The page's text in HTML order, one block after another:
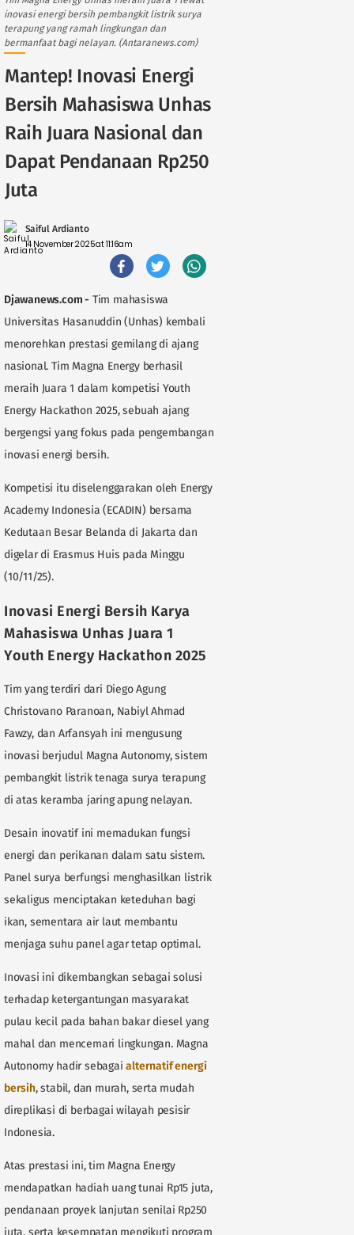
inovasi energi bersih pembangkit listrik surya
terapung yang ramah lingkungan dan
bermanfaat bagi nelayan. (Antaranews.com)
Mantep! Inovasi Energi
Bersih Mahasiswa Unhas
Raih Juara Nasional dan
Dapat Pendanaan Rp250
Juta
Saiful Ardianto
14 November 2025 at 11:16am
Djawanews.com - Tim mahasiswa
Universitas Hasanuddin (Unhas) kembali
menorehkan prestasi gemilang di ajang
nasional. Tim Magna Energy berhasil
meraih Juara 1 dalam kompetisi Youth
Energy Hackathon 2025, sebuah ajang
bergengsi yang fokus pada pengembangan
inovasi energi bersih.
Kompetisi itu diselenggarakan oleh Energy
Academy Indonesia (ECADIN) bersama
Kedutaan Besar Belanda di Jakarta dan
digelar di Erasmus Huis pada Minggu
(10/11/25).
Inovasi Energi Bersih Karya
Mahasiswa Unhas Juara 1
Youth Energy Hackathon 2025
Tim yang terdiri dari Diego Agung
Christovano Paranoan, Nabiyl Ahmad
Fawzy, dan Arfansyah ini mengusung
inovasi berjudul Magna Autonomy, sistem
pembangkit listrik tenaga surya terapung
di atas keramba jaring apung nelayan.
Desain inovatif ini memadukan fungsi
energi dan perikanan dalam satu sistem.
Panel surya berfungsi menghasilkan listrik
sekaligus menciptakan keteduhan bagi
ikan, sementara air laut membantu
menjaga suhu panel agar tetap optimal.
Inovasi ini dikembangkan sebagai solusi
terhadap ketergantungan masyarakat
pulau kecil pada bahan bakar diesel yang
mahal dan mencemari lingkungan. Magna
Autonomy hadir sebagaialternatif energi
bersih, stabil, dan murah, serta mudah
direplikasi di berbagai wilayah pesisir
Indonesia.
Atas prestasi ini, tim Magna Energy
mendapatkan hadiah uang tunai Rp15 juta,
pendanaan proyek lanjutan senilai Rp250
juta, serta kesempatan mengikuti program